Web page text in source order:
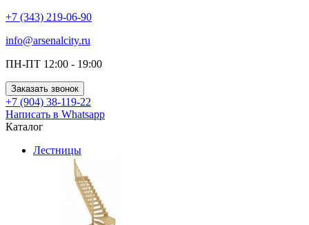
+7 (343) 219-06-90
info@arsenalcity.ru
ПН-ПТ 12:00 - 19:00
Заказать звонок
+7 (904) 38-119-22
Написать в Whatsapp
Каталог
Лестницы